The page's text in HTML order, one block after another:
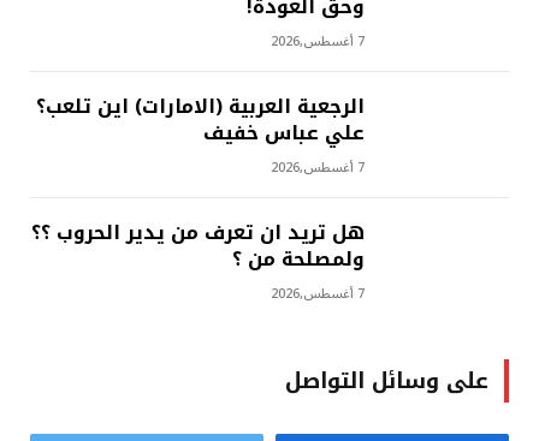
7 أغسطس,2026
الرجعية العربية (الامارات) اين تلعب؟
علي عباس خفيف
7 أغسطس,2026
هل تريد ان تعرف من يدير الحروب ؟؟
ولمصلحة من ؟
7 أغسطس,2026
على وسائل التواصل